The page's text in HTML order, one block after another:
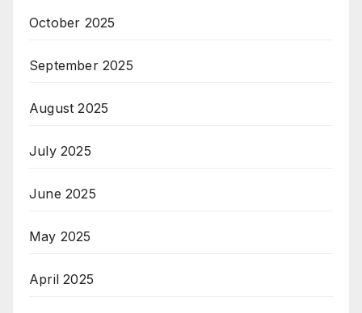
October 2025
September 2025
August 2025
July 2025
June 2025
May 2025
April 2025